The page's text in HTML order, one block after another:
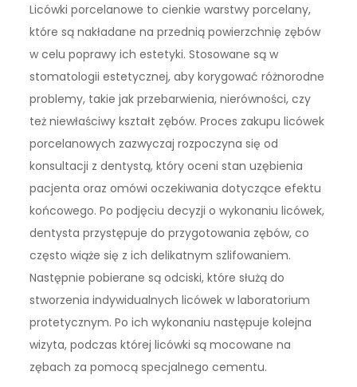
Licówki porcelanowe to cienkie warstwy porcelany,
które są nakładane na przednią powierzchnię zębów
w celu poprawy ich estetyki. Stosowane są w
stomatologii estetycznej, aby korygować różnorodne
problemy, takie jak przebarwienia, nierówności, czy
też niewłaściwy kształt zębów. Proces zakupu licówek
porcelanowych zazwyczaj rozpoczyna się od
konsultacji z dentystą, który oceni stan uzębienia
pacjenta oraz omówi oczekiwania dotyczące efektu
końcowego. Po podjęciu decyzji o wykonaniu licówek,
dentysta przystępuje do przygotowania zębów, co
często wiąże się z ich delikatnym szlifowaniem.
Następnie pobierane są odciski, które służą do
stworzenia indywidualnych licówek w laboratorium
protetycznym. Po ich wykonaniu następuje kolejna
wizyta, podczas której licówki są mocowane na
zębach za pomocą specjalnego cementu.